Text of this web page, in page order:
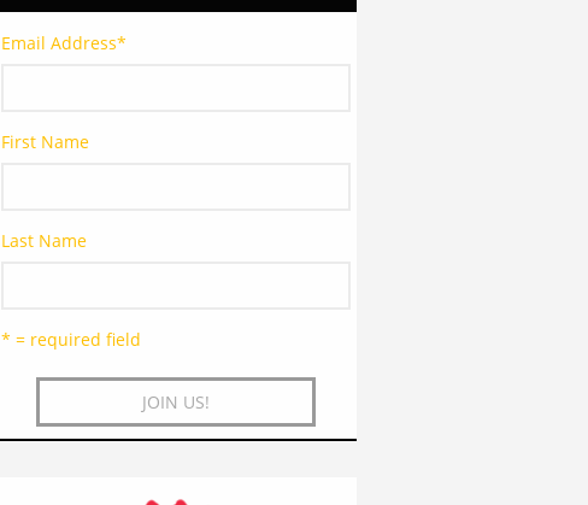
Email Address*
First Name
Last Name
* = required field